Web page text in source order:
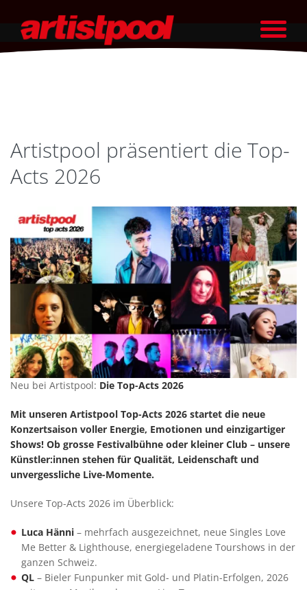
Artistpool präsentiert die Top-
Acts 2026
Neu bei Artistpool: Die Top-Acts 2026
Mit unseren Artistpool Top-Acts 2026 startet die neue
Konzertsaison voller Energie, Emotionen und einzigartiger
Shows! Ob grosse Festivalbühne oder kleiner Club – unsere
Künstler:innen stehen für Qualität, Leidenschaft und
unvergessliche Live-Momente.
Unsere Top-Acts 2026 im Überblick:
Luca Hänni – mehrfach ausgezeichnet, neue Singles Love
Me Better & Lighthouse, energiegeladene Tourshows in der
ganzen Schweiz.
QL – Bieler Funpunker mit Gold- und Platin-Erfolgen, 2026